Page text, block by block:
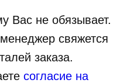
Вас не обязывает.
свяжется
заказа.
согласие на